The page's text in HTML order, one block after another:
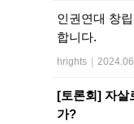
인권연대 창
합니다.
hrights |
[토론회] 자살
가?